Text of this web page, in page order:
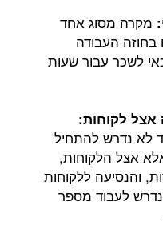
מקרה מסוג אחד
העבודה
לשכר עבור שעות
לא נדרש להתחיל
אצל הלקוחות,
והנסיעה ללקוחות
לעבוד מספר